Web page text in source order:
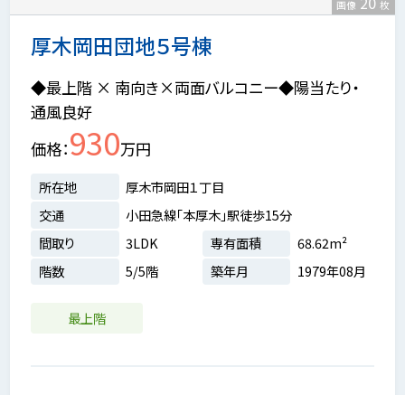
厚木岡田団地５号棟
画像 枚
◆最上階 × 南向き×両面バルコニー◆陽当たり・
通風良好
価格 930万円
所在地
厚木市岡田１丁目
交通
小田急線「本厚木」駅徒歩15分
間取り
3LDK 専有面積
68.62m²
階数
5/5階 築年月 1979年08月
最上階